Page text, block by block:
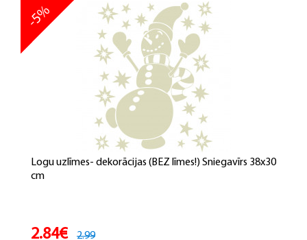
Logu uzlīmes- dekorācijas (BEZ līmes!) Sniegavīrs 38x30
cm
-5%
2.84€ 2.99